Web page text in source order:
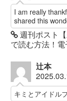
I am really
shared this
週刊ポスト
で読む方法！
辻本
キミとアイドル